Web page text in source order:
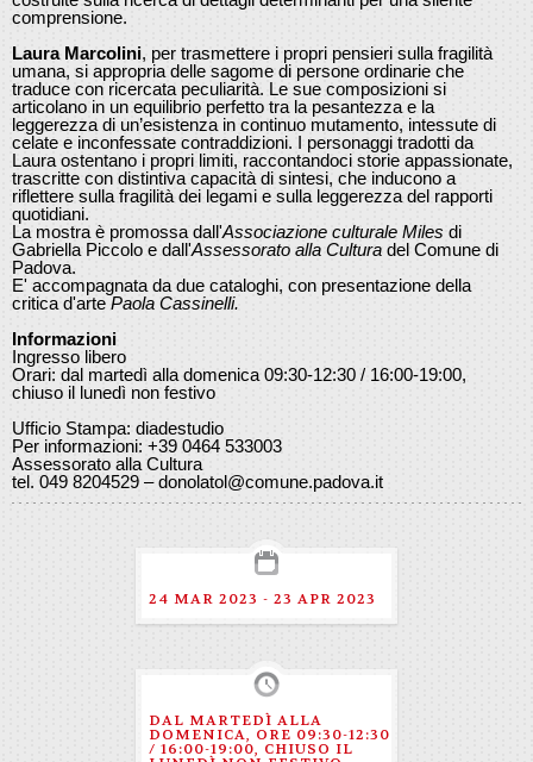
comprensione.
Laura Marcolini, per trasmettere i propri pensieri sulla fragilità
umana, si appropria delle sagome di persone ordinarie che
traduce con ricercata peculiarità. Le sue composizioni si
articolano in un equilibrio perfetto tra la pesantezza e la
leggerezza di un’esistenza in continuo mutamento, intessute di
celate e inconfessate contraddizioni. I personaggi tradotti da
Laura ostentano i propri limiti, raccontandoci storie appassionate,
trascritte con distintiva capacità di sintesi, che inducono a
riflettere sulla fragilità dei legami e sulla leggerezza del rapporti
quotidiani.
La mostra è promossa dall'Associazione culturale Miles di
Gabriella Piccolo e dall'Assessorato alla Cultura del Comune di
Padova.
E' accompagnata da due cataloghi, con presentazione della
critica d'arte Paola Cassinelli.
Informazioni
Ingresso libero
Orari: dal martedì alla domenica 09:30-12:30 / 16:00-19:00,
chiuso il lunedì non festivo
Ufficio Stampa: diadestudio
Per informazioni: +39 0464 533003
Assessorato alla Cultura
tel. 049 8204529 – donolatol@comune.padova.it
24 MAR 2023 - 23 APR 2023
DAL MARTEDÌ ALLA
DOMENICA, ORE 09:30-12:30
/ 16:00-19:00, CHIUSO IL